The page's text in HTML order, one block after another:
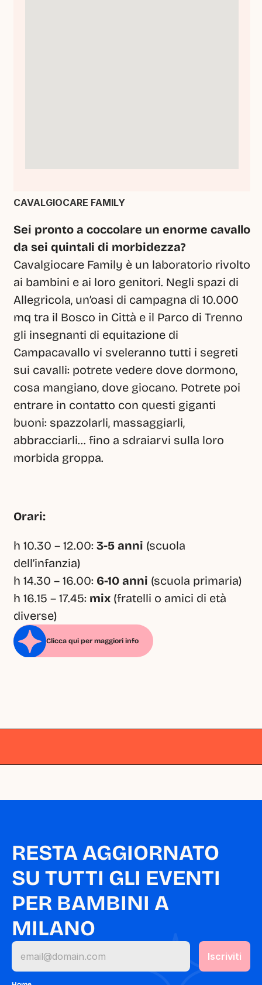
CAVALGIOCARE FAMILY
Sei pronto a coccolare un enorme cavallo
da sei quintali di morbidezza?
Cavalgiocare Family è un laboratorio rivolto
ai bambini e ai loro genitori. Negli spazi di
Allegricola, un’oasi di campagna di 10.000
mq tra il Bosco in Città e il Parco di Trenno
gli insegnanti di equitazione di
Campacavallo vi sveleranno tutti i segreti
sui cavalli: potrete vedere dove dormono,
cosa mangiano, dove giocano. Potrete poi
entrare in contatto con questi giganti
buoni: spazzolarli, massaggiarli,
abbracciarli… fino a sdraiarvi sulla loro
morbida groppa.
Orari:
h 10.30 – 12.00: 3-5 anni (scuola
dell’infanzia)
h 14.30 – 16.00: 6-10 anni (scuola primaria)
h 16.15 – 17.45: mix (fratelli o amici di età
diverse)
Clicca qui per maggiori info
RESTA AGGIORNATO
SU TUTTI GLI EVENTI
PER BAMBINI A
MILANO